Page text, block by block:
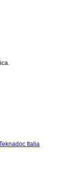
Italia